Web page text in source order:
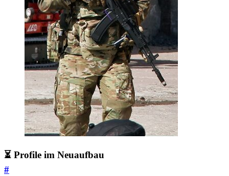
⏳ Profile im Neuaufbau
#